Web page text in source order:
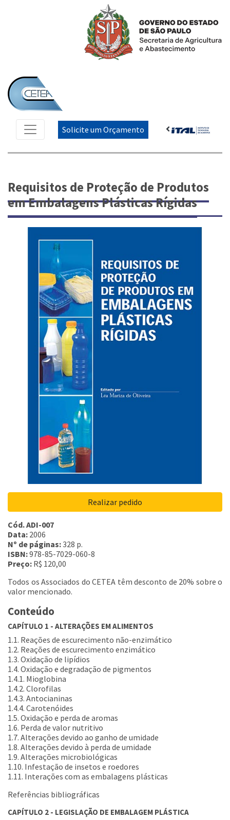
Solicite um Orçamento
Requisitos de Proteção de Produtos
em Embalagens Plásticas Rígidas
Realizar pedido
Cód. ADI-007
Data: 2006
Nº de páginas:328 p.
ISBN:978-85-7029-060-8
Preço: R$ 120,00
Todos os Associados do CETEA têm desconto de 20% sobre o
valor mencionado.
Conteúdo
CAPÍTULO 1 - ALTERAÇÕES EM ALIMENTOS
1.1. Reações de escurecimento não-enzimático
1.2. Reações de escurecimento enzimático
1.3. Oxidação de lipídios
1.4. Oxidação e degradação de pigmentos
1.4.1. Mioglobina
1.4.2. Clorofilas
1.4.3. Antocianinas
1.4.4. Carotenóides
1.5. Oxidação e perda de aromas
1.6. Perda de valor nutritivo
1.7. Alterações devido ao ganho de umidade
1.8. Alterações devido à perda de umidade
1.9. Alterações microbiológicas
1.10. Infestação de insetos e roedores
1.11. Interações com as embalagens plásticas
Referências bibliográficas
CAPÍTULO 2 - LEGISLAÇÃO DE EMBALAGEM PLÁSTICA